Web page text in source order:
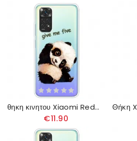
θηκη κινητου Xiaomi Redmi Note 11 / 11S Διαφανές Panda Δώσε Μου Πέντε
€11.90